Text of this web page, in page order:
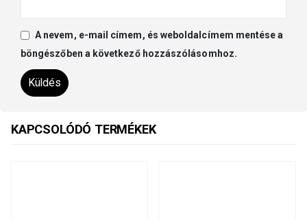
A nevem, e-mail címem, és weboldalcímem mentése a
böngészőben a következő hozzászólásomhoz.
KAPCSOLÓDÓ TERMÉKEK